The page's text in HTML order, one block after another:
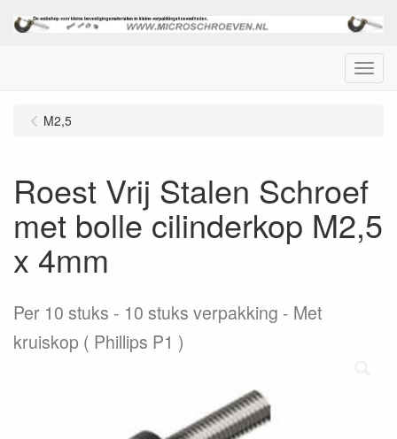
Menu
M2,5
Roest Vrij Stalen Schroef
met bolle cilinderkop M2,5
x 4mm
Per 10 stuks
10 stuks verpakking - Met
kruiskop ( Phillips P1 )